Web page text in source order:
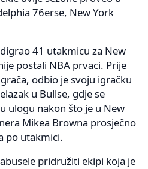
76erse, New York
41 utakmicu za New
postali NBA prvaci. Prije
odbio je svoju igračku
u Bullse, gdje se
ulogu nakon što je u New
Mikea Browna prosječno
po utakmici.
pridružiti ekipi koja je